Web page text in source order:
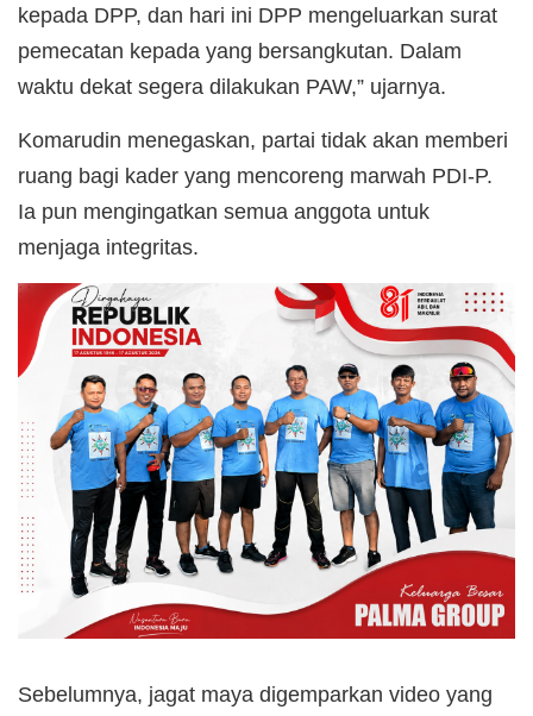
kepada DPP, dan hari ini DPP mengeluarkan surat
pemecatan kepada yang bersangkutan. Dalam
waktu dekat segera dilakukan PAW,” ujarnya.
Komarudin menegaskan, partai tidak akan memberi
ruang bagi kader yang mencoreng marwah PDI-P.
Ia pun mengingatkan semua anggota untuk
menjaga integritas.
Sebelumnya, jagat maya digemparkan video yang